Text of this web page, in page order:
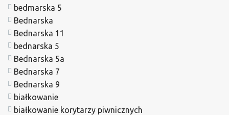
bedmarska 5
Bednarska
Bednarska 11
bednarska 5
Bednarska 5a
Bednarska 7
Bednarska 9
białkowanie
białkowanie korytarzy piwnicznych